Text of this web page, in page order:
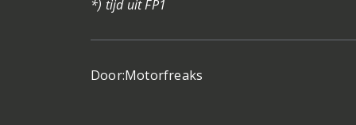
*) tijd uit FP1
Door:Motorfreaks